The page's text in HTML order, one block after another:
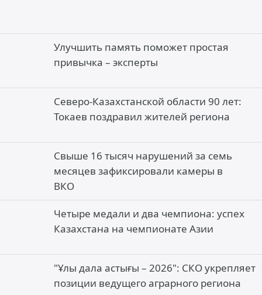
Улучшить память поможет простая
привычка – эксперты
Северо-Казахстанской области 90 лет:
Токаев поздравил жителей региона
Свыше 16 тысяч нарушений за семь
месяцев зафиксировали камеры в
ВКО
Четыре медали и два чемпиона: успех
Казахстана на чемпионате Азии
"Ұлы дала астығы – 2026": СКО укрепляет
позиции ведущего аграрного региона